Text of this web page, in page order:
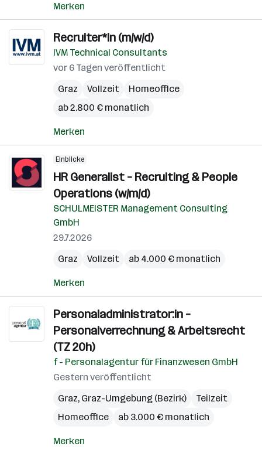
Merken
Recruiter*in (m/w/d)
IVM Technical Consultants
vor 6 Tagen veröffentlicht
Graz
Vollzeit
Homeoffice
ab 2.800 € monatlich
Merken
Einblicke
HR Generalist – Recruiting & People
Operations (w/m/d)
SCHULMEISTER Management Consulting
GmbH
29.7.2026
Graz
Vollzeit ab 4.000 € monatlich
Merken
Personaladministrator:in –
Personalverrechnung & Arbeitsrecht
(TZ 20h)
f - Personalagentur für Finanzwesen GmbH
Gestern veröffentlicht
Graz, Graz-Umgebung (Bezirk)
Teilzeit
Homeoffice
ab 3.000 € monatlich
Merken